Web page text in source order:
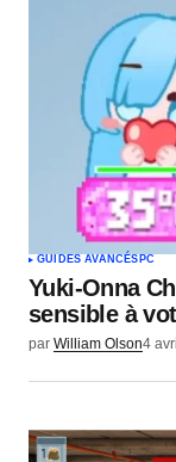
GUIDES AVANCÉS PC
Yuki-Onna
sensible à
par William Olson4